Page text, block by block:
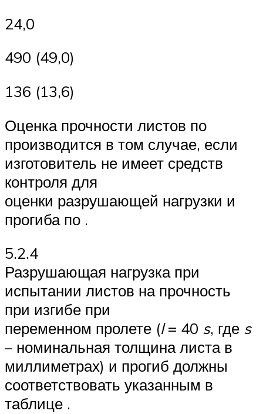
24,0
490 (49,0)
136 (13,6)
Оценка прочности листов по
производится в том случае, если
изготовитель не имеет средств
контроля для
оценки разрушающей нагрузки и
прогиба по .
5.2.4
Разрушающая нагрузка при
испытании листов на прочность
при изгибе при
переменном пролете (l= 40 s, где s
– номинальная толщина листа в
миллиметрах) и прогиб должны
соответствовать указанным в
таблице .